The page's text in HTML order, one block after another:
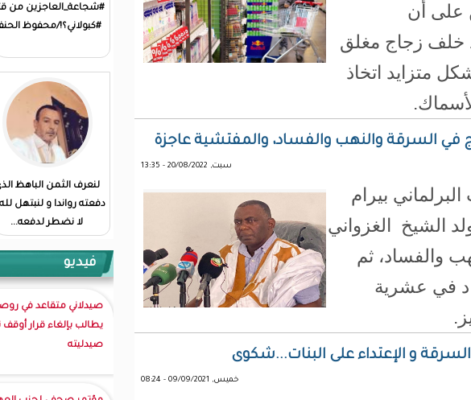
على أن
خلف زجاج مغلق
متزايد اتخاذ
في السرقة والنهب والفساد، والمفتشية عاجزة
سبت, 20/08/2022 - 13:35
بيرام
الشيخ الغزواني
والفساد، ثم
في عشرية
السرقة و الإعتداء على البنات...شكوى
خميس, 09/09/2021 - 08:24
#شجاعة_العاجزين من
#كبولاني؟!/محفوظ
لنعرف الثمن الباهظ
دفعته رواندا و لنبتهل
لا نضطر لدفعه...
فيديو
صيدلاني متقاعد في
يطالب بإلغاء قرار
صيدليته